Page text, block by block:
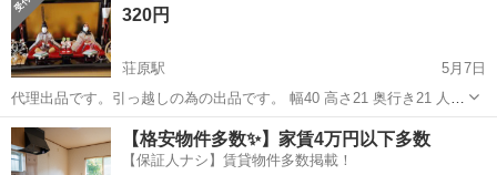
320円
荘原駅
5月7日
代理出品です。引っ越しの為の出品です。 幅40 高さ21 奥行き21 人形
高さ12 幅12 奥行き10 箱に入っています NR,ＮＣでおねがいします。
取りに来てくれ方希望ですが小さいものなので持っていける所なら待
ち合わせで...
島根 出雲市 荘原駅 年中行事用品 雛人形
【格安物件多数✨】家賃4万円以下多数
【保証人ナシ】賃貸物件多数掲載！